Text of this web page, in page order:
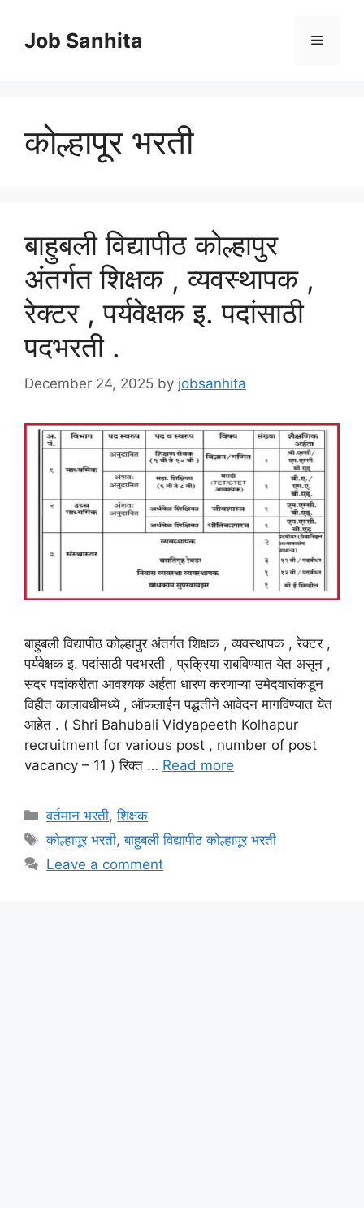
contentJob Sanhita Menu
कोल्हापूर भरती
बाहुबली विद्यापीठ कोल्हापुर
अंतर्गत शिक्षक , व्यवस्थापक ,
रेक्टर , पर्यवेक्षक इ. पदांसाठी
पदभरती .
December 24, 2025 by jobsanhita
बाहुबली विद्यापीठ कोल्हापुर अंतर्गत शिक्षक , व्यवस्थापक , रेक्टर ,
पर्यवेक्षक इ. पदांसाठी पदभरती , प्रक्रिया राबविण्यात येत असून ,
सदर पदांकरीता आवश्यक अर्हता धारण करणाऱ्या उमेदवारांकडून
विहीत कालावधीमध्ये , ऑफलाईन पद्धतीने आवेदन मागविण्यात येत
आहेत . ( Shri Bahubali Vidyapeeth Kolhapur
recruitment for various post , number of post
vacancy – 11 ) रिक्त … Read more
Categories
वर्तमान भरती,शिक्षक
Tags
कोल्हापूर भरती,बाहुबली विद्यापीठ कोल्हापूर भरती
Leave a comment